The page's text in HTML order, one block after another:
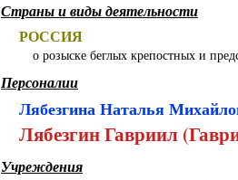
Страны и виды деятельности
РОССИЯ
о розыске беглых крепостных и
Персоналии
Лябезгина Наталья
Лябезгин Гавриил
Учреждения